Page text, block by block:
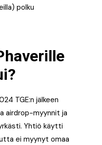
polku
TGE:n jälkeen
airdrop-myynnit ja
Yhtiö käytti
ei myynyt omaa